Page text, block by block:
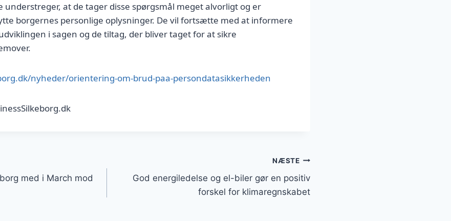
understreger, at de tager disse spørgsmål meget alvorligt og er
borgernes personlige oplysninger. De vil fortsætte med at informere
i sagen og de tiltag, der bliver taget for at sikre
nyheder/orientering-om-brud-paa-persondatasikkerheden
med i March mod
NÆSTE
God energiledelse og el-biler gør en positiv
forskel for klimaregnskabet